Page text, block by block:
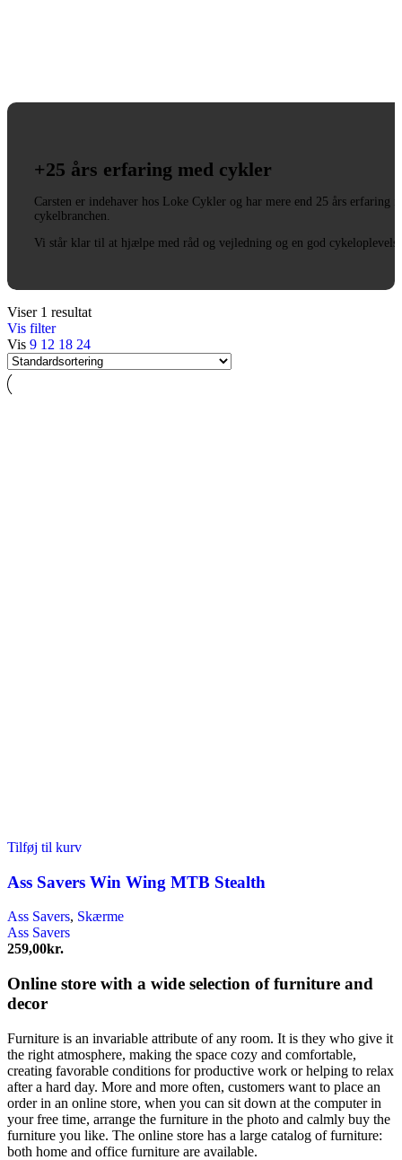
+25 års erfaring med cykler
Carsten er indehaver hos Loke Cykler og har mere end 25 års erfaring i
cykelbranchen.
Vi står klar til at hjælpe med råd og vejledning og en god
Viser 1 resultat
Vis filter
Vis 9 12 18 24
Tilføj til kurv
Ass Savers Win Wing MTB Stealth
Ass Savers, Skærme
Ass Savers
259,00kr.
Online store with a wide selection of furniture and
decor
Furniture is an invariable attribute of any room. It is they who give it
the right atmosphere, making the space cozy and comfortable,
creating favorable conditions for productive work or helping to relax
after a hard day. More and more often, customers want to place an
order in an online store, when you can sit down at the computer in
your free time, arrange the furniture in the photo and calmly buy the
furniture you like. The online store has a large catalog of furniture:
both home and office furniture are available.